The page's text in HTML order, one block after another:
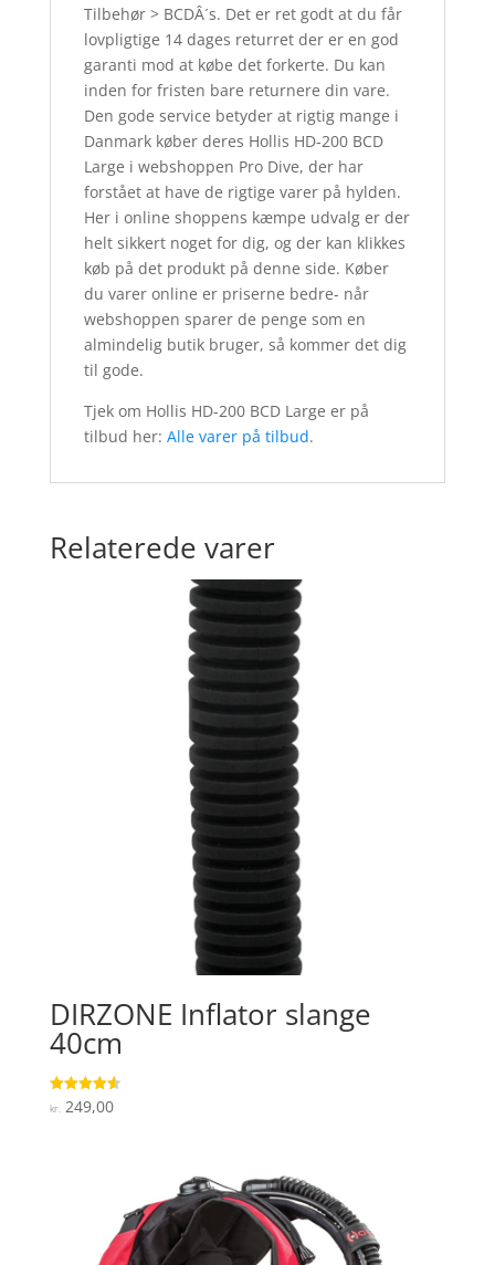
Tilbehør > BCDÂ´s. Det er ret godt at du får
lovpligtige 14 dages returret der er en god
garanti mod at købe det forkerte. Du kan
inden for fristen bare returnere din vare.
Den gode service betyder at rigtig mange i
Danmark køber deres Hollis HD-200 BCD
Large i webshoppen Pro Dive, der har
forstået at have de rigtige varer på hylden.
Her i online shoppens kæmpe udvalg er der
helt sikkert noget for dig, og der kan klikkes
køb på det produkt på denne side. Køber
du varer online er priserne bedre- når
webshoppen sparer de penge som en
almindelig butik bruger, så kommer det dig
til gode.
Tjek om Hollis HD-200 BCD Large er på
tilbud her: Alle varer på tilbud.
Relaterede varer
DIRZONE Inflator slange
40cm
Vurderet
4.6
kr. 249,00